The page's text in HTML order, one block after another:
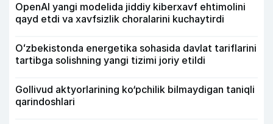
OpenAI yangi modelida jiddiy kiberxavf ehtimolini
qayd etdi va xavfsizlik choralarini kuchaytirdi
Oʻzbekistonda energetika sohasida davlat tariflarini
tartibga solishning yangi tizimi joriy etildi
Gollivud aktyorlarining ko‘pchilik bilmaydigan taniqli
qarindoshlari